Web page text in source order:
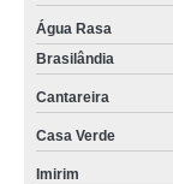
tomografia renal
clínica para
tomografia dos ossos
tomografia de crânio
tomografia tórax com
Água Rasa
Brasilândia
Cantareira
Casa Verde
Imirim